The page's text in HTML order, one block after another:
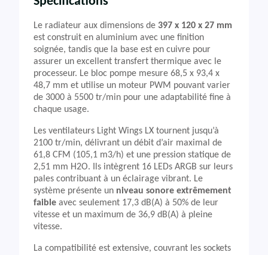
Le radiateur aux dimensions de 397 x 120 x 27 mm
est construit en aluminium avec une finition
soignée, tandis que la base est en cuivre pour
assurer un excellent transfert thermique avec le
processeur. Le bloc pompe mesure 68,5 x 93,4 x
48,7 mm et utilise un moteur PWM pouvant varier
de 3000 à 5500 tr/min pour une adaptabilité fine à
chaque usage.
Les ventilateurs Light Wings LX tournent jusqu’à
2100 tr/min, délivrant un débit d’air maximal de
61,8 CFM (105,1 m3/h) et une pression statique de
2,51 mm H2O. Ils intègrent 16 LEDs ARGB sur leurs
pales contribuant à un éclairage vibrant. Le
système présente un niveau sonore extrêmement
faible avec seulement 17,3 dB(A) à 50% de leur
vitesse et un maximum de 36,9 dB(A) à pleine
vitesse.
La compatibilité est extensive, couvrant les sockets